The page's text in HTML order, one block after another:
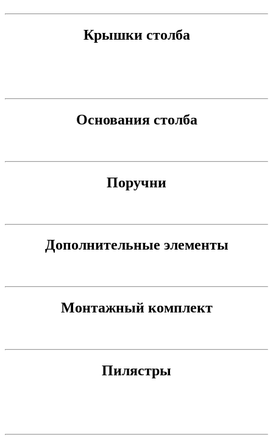
Крышки столба
Основания столба
Поручни
Дополнительные элементы
Монтажный комплект
Пилястры